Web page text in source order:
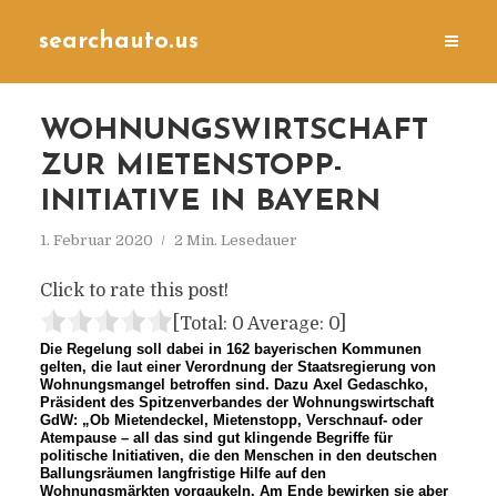
searchauto.us
WOHNUNGSWIRTSCHAFT
ZUR MIETENSTOPP-
INITIATIVE IN BAYERN
1. Februar 2020 2 Min. Lesedauer
Click to rate this post!
[Total: 0 Average: 0]
Die Regelung soll dabei in 162 bayerischen Kommunen
gelten, die laut einer Verordnung der Staatsregierung von
Wohnungsmangel betroffen sind. Dazu Axel Gedaschko,
Präsident des Spitzenverbandes der Wohnungswirtschaft
GdW: „Ob Mietendeckel, Mietenstopp, Verschnauf- oder
Atempause – all das sind gut klingende Begriffe für
politische Initiativen, die den Menschen in den deutschen
Ballungsräumen langfristige Hilfe auf den
Wohnungsmärkten vorgaukeln. Am Ende bewirken sie aber